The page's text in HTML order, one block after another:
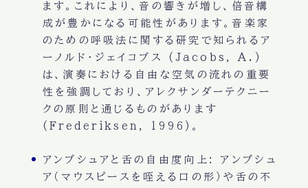
ます。これにより、音の響きが増し、倍音構
成が豊かになる可能性があります。音楽家
のための呼吸法に関する研究で知られるア
ーノルド・ジェイコブス (Jacobs, A.)
は、演奏における自由な空気の流れの重要
性を強調しており、アレクサンダーテクニー
クの原則と通じるものがあります
(Frederiksen, 1996)。
アンブシュアと舌の自由度向上:
アンブシュ
ア（マウスピースを咥える口の形）や舌の不